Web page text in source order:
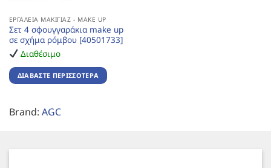
ΕΡΓΑΛΕΊΑ ΜΑΚΙΓΙΆΖ - MAKE UP
Σετ 4 σφουγγαράκια make up
σε σχήμα ρόμβου [40501733]
Διαθέσιμο
ΔΙΑΒΆΣΤΕ ΠΕΡΙΣΣΌΤΕΡΑ
Brand: AGC